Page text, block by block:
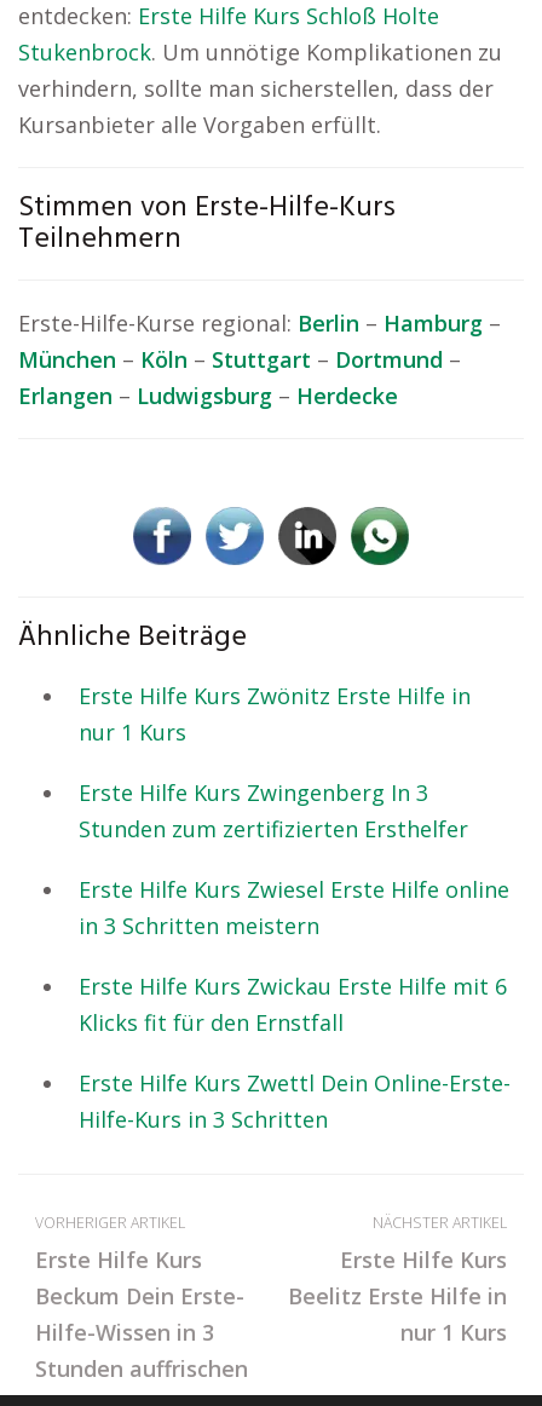
entdecken: Erste Hilfe Kurs Schloß Holte
Stukenbrock. Um unnötige Komplikationen zu
verhindern, sollte man sicherstellen, dass der
Kursanbieter alle Vorgaben erfüllt.
Stimmen von Erste-Hilfe-Kurs
Teilnehmern
Erste-Hilfe-Kurse regional: Berlin – Hamburg –
München – Köln – Stuttgart – Dortmund –
Erlangen – Ludwigsburg – Herdecke
Ähnliche Beiträge
Erste Hilfe Kurs Zwönitz Erste Hilfe in
nur 1 Kurs
Erste Hilfe Kurs Zwingenberg In 3
Stunden zum zertifizierten Ersthelfer
Erste Hilfe Kurs Zwiesel Erste Hilfe online
in 3 Schritten meistern
Erste Hilfe Kurs Zwickau Erste Hilfe mit 6
Klicks fit für den Ernstfall
Erste Hilfe Kurs Zwettl Dein Online-Erste-
Hilfe-Kurs in 3 Schritten
VORHERIGER ARTIKEL
Erste Hilfe Kurs
Beckum Dein Erste-
Hilfe-Wissen in 3
Stunden auffrischen
NÄCHSTER ARTIKEL
Erste Hilfe Kurs
Beelitz Erste Hilfe in
nur 1 Kurs